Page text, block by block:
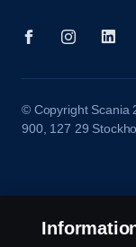
© Copyright Scania
900, 127 29